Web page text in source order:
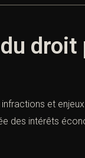
et
des intérêts